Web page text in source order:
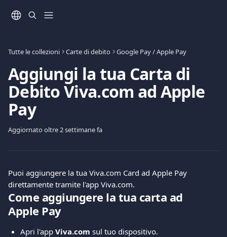
Tutte le collezioni Carte di debito Google Pay / Apple Pay
Aggiungi la tua Carta di
Debito Viva.com ad Apple
Pay
Aggiornato oltre 2 settimane fa
Puoi aggiungere la tua Viva.com Card ad Apple Pay
direttamente tramite l'app Viva.com.
Come aggiungere la tua carta ad
Apple Pay
Apri l'app Viva.com sul tuo dispositivo.